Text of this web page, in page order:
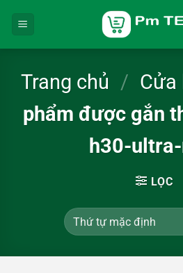
Trang chủ / Cửa
phẩm được gắn
h30-
LỌC